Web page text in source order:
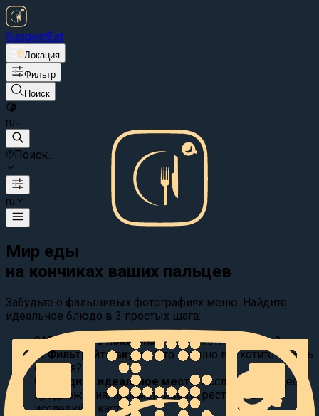
SuggestEat
Локация
Фильтр
Поиск
ru
Поиск...
ru
Мир еды
на кончиках ваших пальцев
Забудьте о фальшивых фотографиях меню. Найдите
идеальное блюдо в 3 простых шага:
01Выберите локацию:
Где вы хотите поесть?
02Фильтруйте вкусы: Что именно вы хотите съесть
сегодня?
03
Найдите идеальное место Исследуйте видео
предложения, просматривайте рестораны или
исследуйте карту.